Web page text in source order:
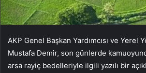
AKP Genel Başkan Yardımcısı ve Yerel
Mustafa Demir, son günlerde
arsa rayiç bedelleriyle ilgili yazılı bir